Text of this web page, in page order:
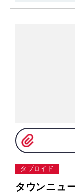
タブロイド
タウンニュ